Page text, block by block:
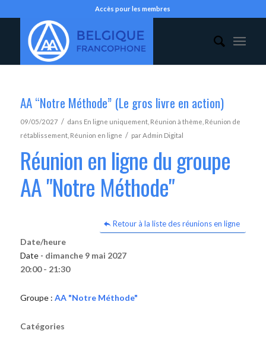
Accès pour les membres
AA “Notre Méthode” (Le gros livre en action)
09/05/2027 / dans En ligne uniquement, Réunion à thème Réunion de
rétablissement, Réunion en ligne / parAdmin Digital
Réunion en ligne du groupe
AA "Notre Méthode"
Retour à la liste des réunions en ligne
Date/heure
Date - dimanche 9 mai 2027
20:00 - 21:30
Groupe : AA "Notre Méthode"
Catégories